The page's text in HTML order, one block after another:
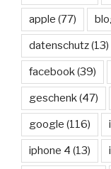
apple (77)
datenschutz(13)
facebook(39)
geschenk(47)
google (116)
iphone 4 (13)